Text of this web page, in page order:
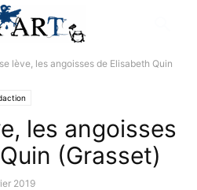
lève, les angoisses de Elisabeth Quin
les angoisses
(Grasset)
2019